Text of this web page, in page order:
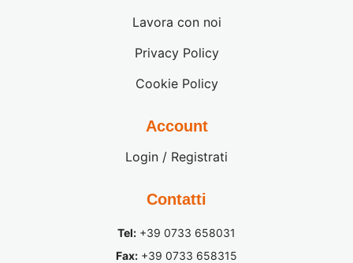
Lavora con noi
Privacy Policy
Cookie Policy
Account
Login / Registrati
Contatti
Tel: +39 0733 658031
Fax: +39 0733 658315